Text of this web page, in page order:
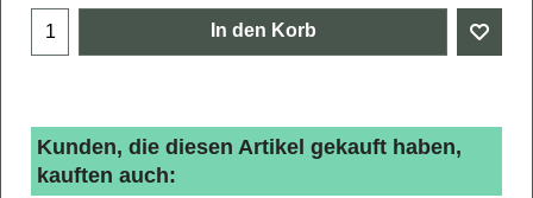
In den Korb
Kunden, die diesen Artikel gekauft haben,
kauften auch: